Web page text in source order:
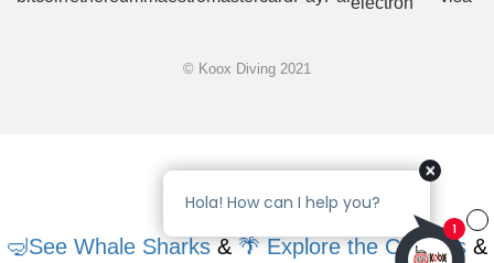
© Koox Diving 2021
🤿See Whale Sharks&🌴 Explore the Cenotes &